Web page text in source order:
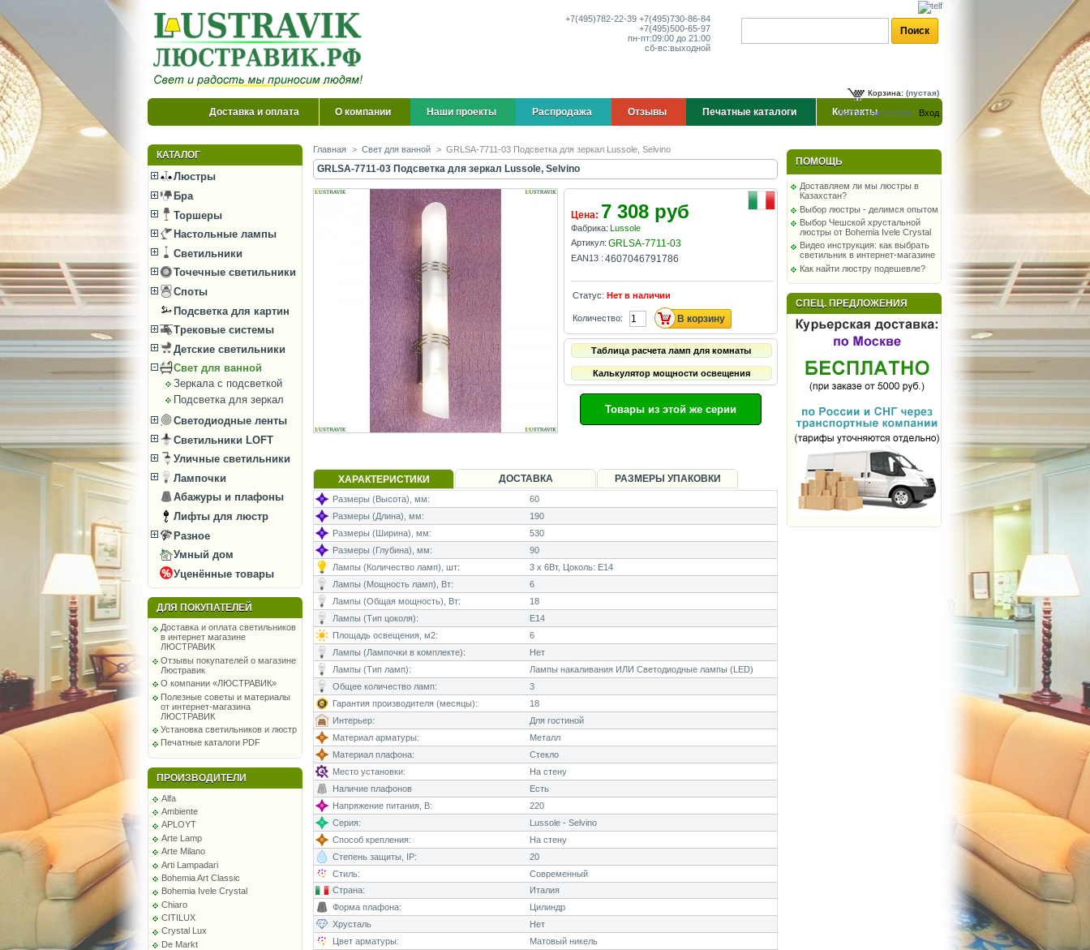
+7(495)782-22-39 +7(495)730-86-84
+7(495)500-65-97
пн-пт:09:00 до 21:00
сб-вс:выходной
Корзина: (пустая)
Добро пожаловать, Вход
Доставка и оплата О компании Наши проекты Распродажа Отзывы Печатные каталоги Контакты
КАТАЛОГ
Люстры
Бра
Торшеры
Настольные лампы
Светильники
Точечные светильники
Споты
Подсветка для картин
Трековые системы
Детские светильники
Свет для ванной
Зеркала с подсветкой
Подсветка для зеркал
Светодиодные ленты
Светильники LOFT
Уличные светильники
Лампочки
Абажуры и плафоны
Лифты для люстр
Разное
Умный дом
Уценённые товары
ДЛЯ ПОКУПАТЕЛЕЙ
Доставка и оплата светильников
в интернет магазине
ЛЮСТРАВИК
Отзывы покупателей о магазине
Люстравик
О компании «ЛЮСТРАВИК»
Полезные советы и материалы
от интернет-магазина
ЛЮСТРАВИК
Установка светильников и люстр
Печатные каталоги PDF
ПРОИЗВОДИТЕЛИ
Alfa
Ambiente
APLOYT
Arte Lamp
Arte Milano
Arti Lampadari
Bohemia Art Classic
Bohemia Ivele Crystal
Chiaro
CITILUX
Crystal Lux
De Markt
Главная > Свет для ванной > GRLSA-7711-03 Подсветка для зеркал Lussole, Selvino
GRLSA-7711-03 Подсветка для зеркал Lussole, Selvino
Цена: 7 308 руб
Фабрика: Lussole
Артикул: GRLSA-7711-03
EAN13 : 4607046791786
Статус: Нет в наличии
Количество:
Таблица расчета ламп для комнаты
Калькулятор мощности освещения
Товары из этой же серии
ХАРАКТЕРИСТИКИ ДОСТАВКА РАЗМЕРЫ УПАКОВКИ
Размеры (Высота), мм:
60
Размеры (Длина), мм:
190
Размеры (Ширина), мм:
530
Размеры (Глубина), мм:
90
Лампы (Количество ламп), шт:
3 x 6Вт, Цоколь: E14
Лампы (Мощность ламп), Вт:
6
Лампы (Общая мощность), Вт:
18
Лампы (Тип цоколя):
E14
Площадь освещения, м2:
6
Лампы (Лампочки в комплекте):
Нет
Лампы (Тип ламп):
Лампы накаливания ИЛИ Светодиодные лампы (LED)
Общее количество ламп:
3
Гарантия производителя (месяцы):
18
Интерьер:
Для гостиной
Материал арматуры:
Металл
Материал плафона:
Стекло
Место установки:
На стену
Наличие плафонов
Есть
Напряжение питания, В:
220
Серия:
Lussole - Selvino
Способ крепления:
На стену
Степень защиты, IP:
20
Стиль:
Современный
Страна:
Италия
Форма плафона:
Цилиндр
Хрусталь
Нет
Цвет арматуры:
Матовый никель
ПОМОЩЬ
Доставляем ли мы люстры в
Казахстан?
Выбор люстры - делимся опытом
Выбор Чешской хрустальной
люстры от Bohemia Ivele Crystal
Видео инструкция: как выбрать
светильник в интернет-магазине
Как найти люстру подешевле?
СПЕЦ. ПРЕДЛОЖЕНИЯ